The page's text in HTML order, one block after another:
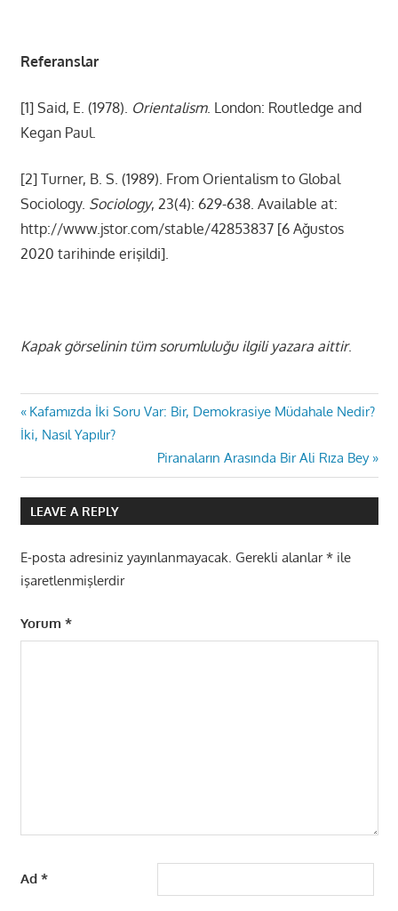
Referanslar
[1] Said, E. (1978). Orientalism. London: Routledge and
Kegan Paul.
[2] Turner, B. S. (1989). From Orientalism to Global
Sociology. Sociology, 23(4): 629-638. Available at:
http://www.jstor.com/stable/42853837 [6 Ağustos
2020 tarihinde erişildi].
Kapak görselinin tüm sorumluluğu ilgili yazara aittir.
Yazı
gezinmesi
Previous
Post:
Kafamızda İki Soru Var: Bir, Demokrasiye Müdahale Nedir?
İki, Nasıl Yapılır?
Next
Post:
Piranaların Arasında Bir Ali Rıza Bey
LEAVE A REPLY
E-posta adresiniz yayınlanmayacak. Gerekli alanlar*ile
işaretlenmişlerdir
Yorum *
Ad *